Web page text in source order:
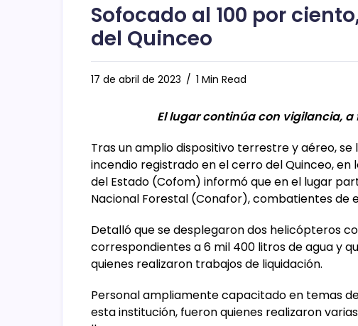
Sofocado al 100 por
del Quinceo
17 de abril de 2023 1 Min Read
El lugar continúa con vigilancia,
Tras un amplio dispositivo terrestre y aéreo,
incendio registrado en el cerro del Quinceo, en
del Estado (Cofom) informó que en el lugar
Nacional Forestal (Conafor), combatientes de
Detalló que se desplegaron dos helicópteros
correspondientes a 6 mil 400 litros de agua y
quienes realizaron trabajos de liquidación.
Personal ampliamente capacitado en temas
esta institución, fueron quienes realizaron